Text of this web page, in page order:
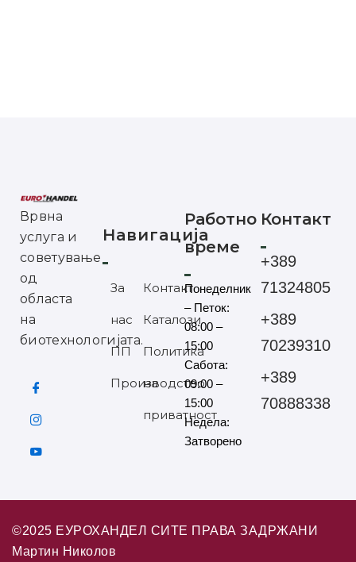
Врвна
услуга и
советување
од
областа
на
биотехнологијата.
Навигација
За
нас
ПП
Производство
Контакт
Каталози
Политика
на
приватност
Работно
време
Понеделник
– Петок:
08:00 –
15:00
Сабота:
09:00 –
15:00
Недела:
Затворено
Контакт
+389
71324805
+389
70239310
+389
70888338
©2025 ЕУРОХАНДЕЛ СИТЕ ПРАВА ЗАДРЖАНИ
Мартин Николов